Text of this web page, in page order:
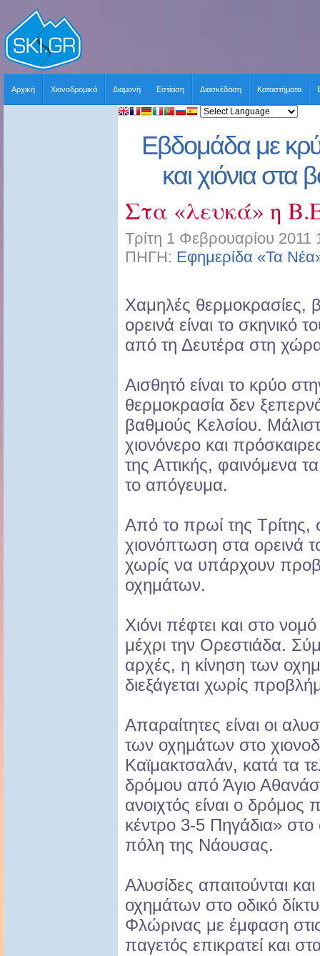
Αρχική Χιονοδρομικά Διαμονή Εστίαση Διασκέδαση Καταστήματα
Εβδομάδα με
και χιόνια στα
Στα «λευκά» η
Τρίτη 1 Φεβρουαρίου 2011
ΠΗΓΗ: Εφημερίδα «Τα
Χαμηλές θερμοκρασίες,
ορεινά είναι το σκηνικό
από τη Δευτέρα στη
Αισθητό είναι το κρύο
θερμοκρασία δεν
βαθμούς Κελσίου.
χιονόνερο και
της Αττικής, φαινόμενα
το απόγευμα.
Από το πρωί της Τρίτης,
χιονόπτωση στα ορεινά
χωρίς να υπάρχουν
οχημάτων.
Χιόνι πέφτει και στο
μέχρι την Ορεστιάδα.
αρχές, η κίνηση των
διεξάγεται χωρίς
Απαραίτητες είναι οι
των οχημάτων στο
Καϊμακτσαλάν, κατά τα
δρόμου από Άγιο
ανοιχτός είναι ο δρόμος
κέντρο 3-5 Πηγάδια»
πόλη της Νάουσας.
Αλυσίδες απαιτούνται
οχημάτων στο οδικό
Φλώρινας με έμφαση
παγετός επικρατεί και